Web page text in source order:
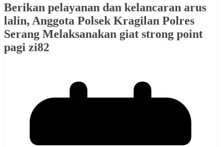
Berikan pelayanan dan kelancaran arus
lalin, Anggota Polsek Kragilan Polres
Serang Melaksanakan giat strong point
pagi zi82